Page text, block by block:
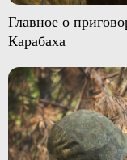
Главное о
Карабаха